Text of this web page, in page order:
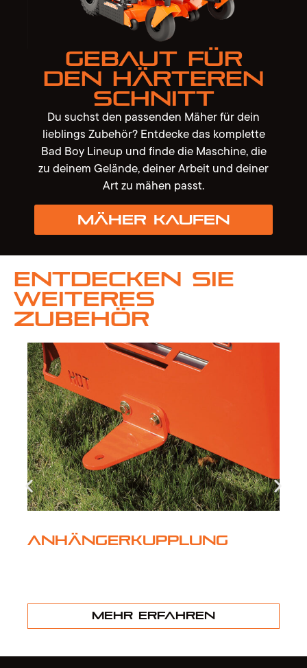
Gebaut für
den härteren
Schnitt
Du suchst den passenden Mäher für dein
lieblings Zubehör? Entdecke das komplette
Bad Boy Lineup und finde die Maschine, die
zu deinem Gelände, deiner Arbeit und deiner
Art zu mähen passt.
Mäher kaufen
Entdecken Sie
weiteres
Zubehör
Anhängerkupplung
Mehr erfahren